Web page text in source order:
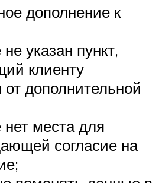
дополнение к
указан пункт,
клиенту
от дополнительной
нет места для
согласие на